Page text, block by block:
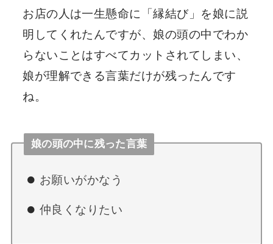
お店の人は一生懸命に「縁結び」を娘に説
明してくれたんですが、娘の頭の中でわか
らないことはすべてカットされてしまい、
娘が理解できる言葉だけが残ったんです
ね。
娘の頭の中に残った言葉
お願いがかなう
仲良くなりたい